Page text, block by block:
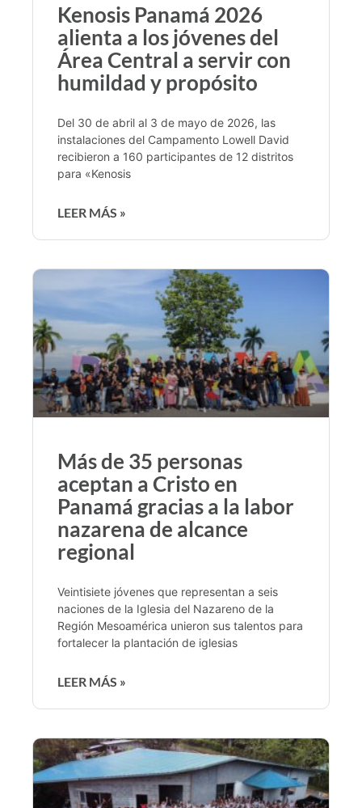
Kenosis Panamá 2026
alienta a los jóvenes del
Área Central a servir con
humildad y propósito
Del 30 de abril al 3 de mayo de 2026, las
instalaciones del Campamento Lowell David
recibieron a 160 participantes de 12 distritos
para «Kenosis
LEER MÁS »
Más de 35 personas
aceptan a Cristo en
Panamá gracias a la labor
nazarena de alcance
regional
Veintisiete jóvenes que representan a seis
naciones de la Iglesia del Nazareno de la
Región Mesoamérica unieron sus talentos para
fortalecer la plantación de iglesias
LEER MÁS »